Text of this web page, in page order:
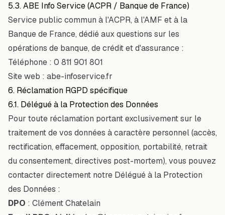
5.3. ABE Info Service (ACPR / Banque de France)
Service public commun à l'ACPR, à l'AMF et à la
Banque de France, dédié aux questions sur les
opérations de banque, de crédit et d'assurance :
Téléphone : 0 811 901 801
Site web : abe-infoservice.fr
6. Réclamation RGPD spécifique
6.1. Délégué à la Protection des Données
Pour toute réclamation portant exclusivement sur le
traitement de vos données à caractère personnel (accès,
rectification, effacement, opposition, portabilité, retrait
du consentement, directives post-mortem), vous pouvez
contacter directement notre Délégué à la Protection
des Données :
DPO : Clément Chatelain